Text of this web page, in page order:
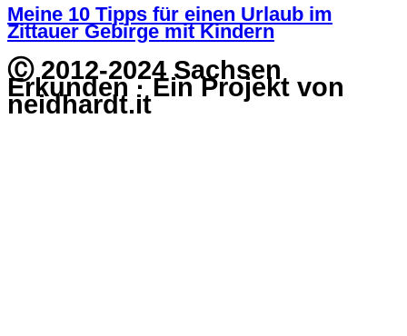
Meine 10 Tipps für einen Urlaub im
Zittauer Gebirge mit Kindern
Ⓒ 2012-2024 Sachsen
Erkunden · Ein Projekt von
neidhardt.it